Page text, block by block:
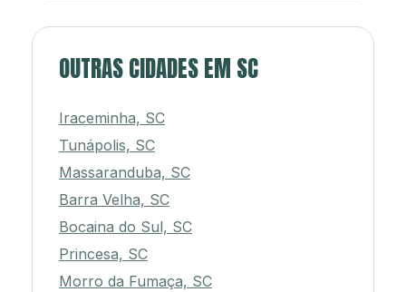
OUTRAS CIDADES EM SC
Iraceminha, SC
Tunápolis, SC
Massaranduba, SC
Barra Velha, SC
Bocaina do Sul, SC
Princesa, SC
Morro da Fumaça, SC